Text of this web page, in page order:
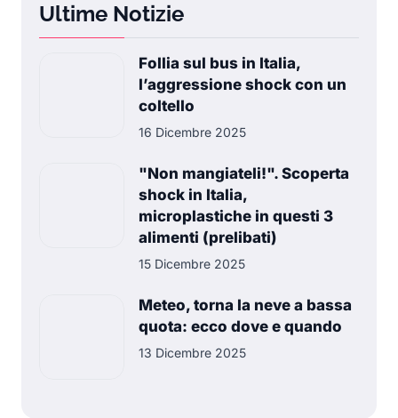
Ultime Notizie
Follia sul bus in Italia,
l’aggressione shock con un
coltello
16 Dicembre 2025
"Non mangiateli!". Scoperta
shock in Italia,
microplastiche in questi 3
alimenti (prelibati)
15 Dicembre 2025
Meteo, torna la neve a bassa
quota: ecco dove e quando
13 Dicembre 2025